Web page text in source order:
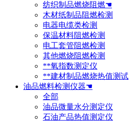
纺织制品燃烧阻燃☚
木材纸制品阻燃检测
电器电缆类检测
保温材料阻燃检测
电工套管阻燃检测
其他燃烧阻燃检测
**氧指数测定仪
**建材制品燃烧热值测试
油品燃料检测仪器☚
全部
油品微量水分测定仪
石油产品热值测定仪